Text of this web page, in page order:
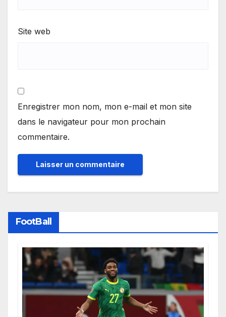
Site web
Enregistrer mon nom, mon e-mail et mon site
dans le navigateur pour mon prochain
commentaire.
FootBall